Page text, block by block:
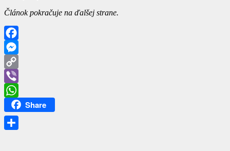
Článok pokračuje na ďalšej strane.
Facebook
Messenger
Copy
Link
Viber
WhatsApp
Share